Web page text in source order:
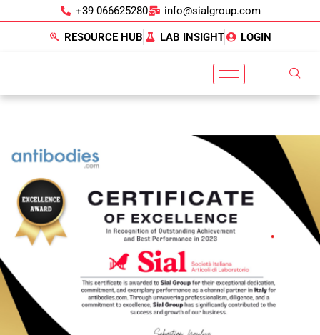
+39 066625280 info@sialgroup.com
RESOURCE HUB LAB INSIGHT LOGIN